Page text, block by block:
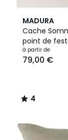
MADURA
Cache
point de
à partir de
79,00 €
4
/
5
5
Couleurs
4
/